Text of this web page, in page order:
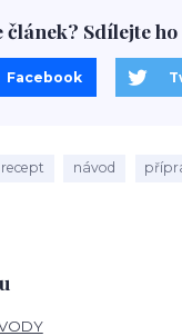
článek? Sdílejte
Facebook
recept návod